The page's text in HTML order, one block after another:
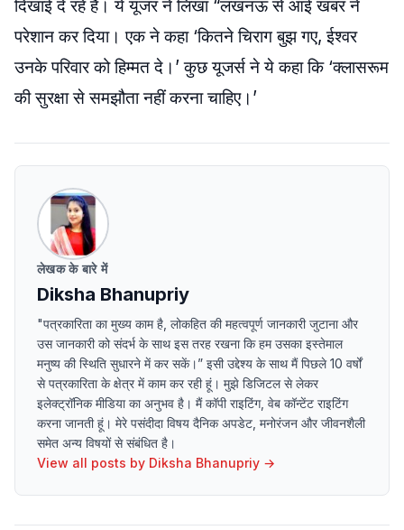
दिखाई दे रहे हैं। ये यूजर ने लिखा “लखनऊ से आई खबर ने
परेशान कर दिया। एक ने कहा ‘कितने चिराग बुझ गए, ईश्वर
उनके परिवार को हिम्मत दे।’ कुछ यूजर्स ने ये कहा कि ‘क्लासरूम
की सुरक्षा से समझौता नहीं करना चाहिए।’
लेखक के बारे में
Diksha Bhanupriy
"पत्रकारिता का मुख्य काम है, लोकहित की महत्वपूर्ण जानकारी जुटाना और
उस जानकारी को संदर्भ के साथ इस तरह रखना कि हम उसका इस्तेमाल
मनुष्य की स्थिति सुधारने में कर सकें।” इसी उद्देश्य के साथ मैं पिछले 10 वर्षों
से पत्रकारिता के क्षेत्र में काम कर रही हूं। मुझे डिजिटल से लेकर
इलेक्ट्रॉनिक मीडिया का अनुभव है। मैं कॉपी राइटिंग, वेब कॉन्टेंट राइटिंग
करना जानती हूं। मेरे पसंदीदा विषय दैनिक अपडेट, मनोरंजन और जीवनशैली
समेत अन्य विषयों से संबंधित है।
View all posts by Diksha Bhanupriy →